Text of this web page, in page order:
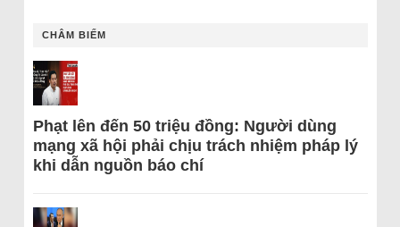
CHÂM BIẾM
Phạt lên đến 50 triệu đồng: Người dùng
mạng xã hội phải chịu trách nhiệm pháp lý
khi dẫn nguồn báo chí